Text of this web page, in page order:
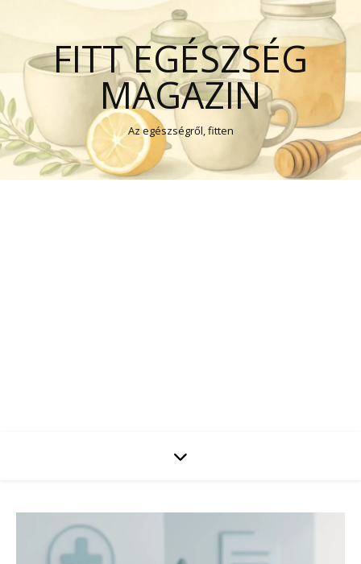
FITT EGÉSZSÉG
MAGAZIN
Az egészségről, fitten